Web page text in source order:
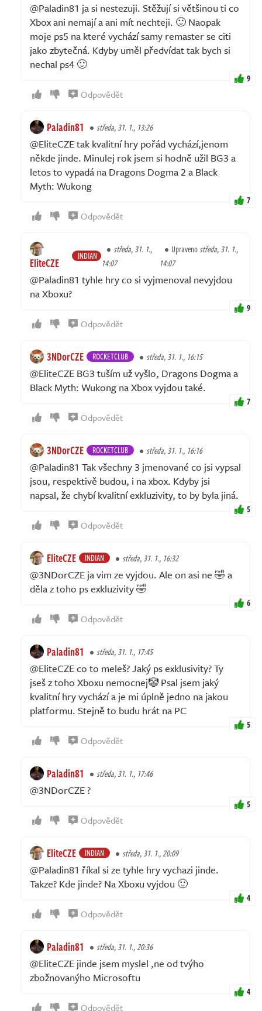
@Paladin81 ja si nestezuji. Stěžují si většinou ti co
Xbox ani nemají a ani mít nechteji. 🙂 Naopak
moje ps5 na které vychází samy remaster se citi
jako zbytečná. Kdyby uměl předvídat tak bych si
nechal ps4 🙂
9
Odpovědět
Paladin81 středa, 31. 1., 13:26
@EliteCZE tak kvalitní hry pořád vychází,jenom
někde jinde. Minulej rok jsem si hodně užil BG3 a
letos to vypadá na Dragons Dogma 2 a Black
Myth: Wukong
7
Odpovědět
EliteCZE INDIAN
středa, 31. 1.,
14:07
Upravenostředa, 31. 1.,
14:07
@Paladin81 tyhle hry co si vyjmenoval nevyjdou
na Xboxu?
9
Odpovědět
3NDorCZE ROCKETCLUB středa, 31. 1., 16:15
@EliteCZE BG3 tuším už vyšlo, Dragons Dogma a
Black Myth: Wukong na Xbox vyjdou také.
7
Odpovědět
3NDorCZE ROCKETCLUB středa, 31. 1., 16:16
@Paladin81 Tak všechny 3 jmenované co jsi vypsal
jsou, respektivě budou, i na xbox. Kdyby jsi
napsal, že chybí kvalitní exkluzivity, to by byla jiná.
5
Odpovědět
EliteCZE INDIAN středa, 31. 1., 16:32
@3NDorCZE ja vim ze vyjdou. Ale on asi ne 🤣 a
děla z toho ps exkluzivity 🤣
6
Odpovědět
Paladin81 středa, 31. 1., 17:45
@EliteCZE co to meleš? Jaký ps exklusivity? Ty
jseš z toho Xboxu nemocnej🤡 Psal jsem jaký
kvalitní hry vychází a je mi úplně jedno na jakou
platformu. Stejně to budu hrát na PC
5
Odpovědět
Paladin81 středa, 31. 1., 17:46
@3NDorCZE ?
5
Odpovědět
EliteCZE INDIAN středa, 31. 1., 20:09
@Paladin81 říkal si ze tyhle hry vychazi jinde.
Takze? Kde jinde? Na Xboxu vyjdou 🙂
4
Odpovědět
Paladin81 středa, 31. 1., 20:36
@EliteCZE jinde jsem myslel ,ne od tvýho
zbožnovanýho Microsoftu
4
Odpovědět